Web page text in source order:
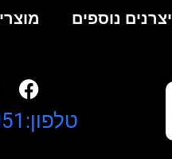
יצרנים נוספים
טלפון:077-5540051